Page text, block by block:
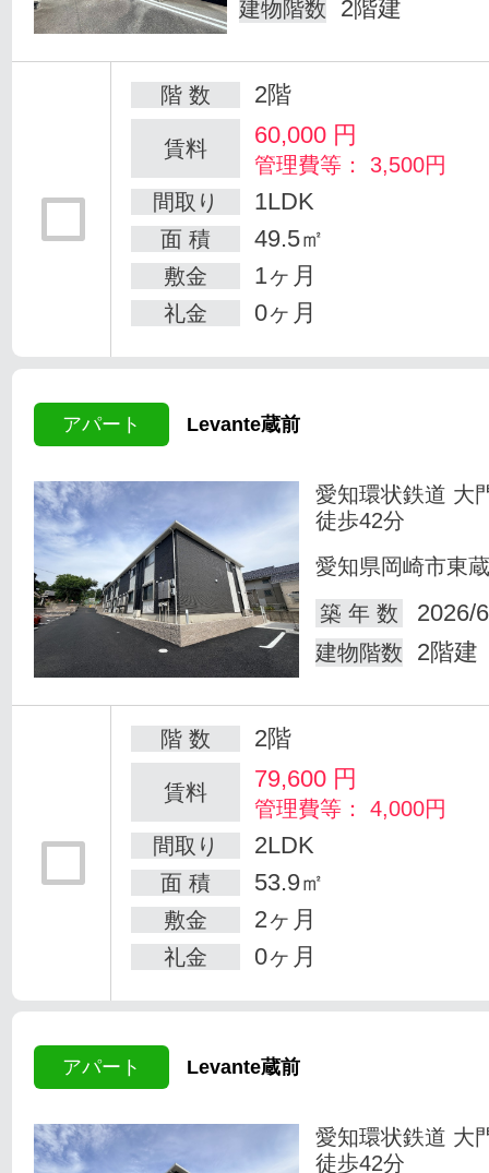
建物階数 2階建
階 数 2階
賃料 60,000 円
管理費等： 3,500円
間取り
1LDK
面 積 49.5㎡
敷金 1ヶ月
礼金 0ヶ月
アパート Levante蔵前
愛知環状鉄道 大
徒歩42分
愛知県岡崎市東
築 年 数
2026/
建物階数 2階建
階 数 2階
賃料 79,600 円
管理費等： 4,000円
間取り
2LDK
面 積 53.9㎡
敷金 2ヶ月
礼金 0ヶ月
アパート Levante蔵前
愛知環状鉄道 大
徒歩42分